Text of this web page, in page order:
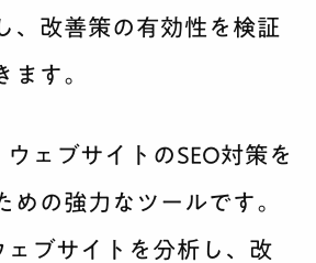
、改善策の有効性を検証
ます。
ェブサイトのSEO対策を
めの強力なツールです。
ェブサイトを分析し、改